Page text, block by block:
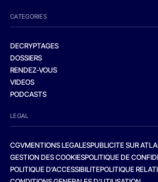
CATEGORIES
DECRYPTAGES
DOSSIERS
RENDEZ-VOUS
VIDEOS
PODCASTS
LEGAL
CGVMENTIONS LEGALESPUBLICITE SUR
GESTION DES COOKIESPOLITIQUE DE
POLITIQUE D’ACCESSIBILITEPOLITIQUE